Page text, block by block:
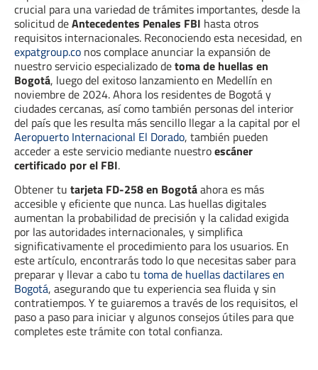
crucial para una variedad de trámites importantes, desde la
solicitud deAntecedentes Penales FBI hasta otros
requisitos internacionales. Reconociendo esta necesidad, en
expatgroup.co nos complace anunciar la expansión de
nuestro servicio especializado detoma de huellas en
Bogotá, luego del exitoso lanzamiento en Medellín en
noviembre de 2024. Ahora los residentes de Bogotá y
ciudades cercanas, así como también personas del interior
del país que les resulta más sencillo llegar a la capital por el
Aeropuerto Internacional El Dorado, también pueden
acceder a este servicio mediante nuestroescáner
certificado por el FBI.
Obtener tu tarjeta FD-258 en Bogotáahora es más
accesible y eficiente que nunca. Las huellas digitales
aumentan la probabilidad de precisión y la calidad exigida
por las autoridades internacionales, y simplifica
significativamente el procedimiento para los usuarios. En
este artículo, encontrarás todo lo que necesitas saber para
preparar y llevar a cabo tu toma de huellas dactilares en
Bogotá, asegurando que tu experiencia sea fluida y sin
contratiempos. Y te guiaremos a través de los requisitos, el
paso a paso para iniciar y algunos consejos útiles para que
completes este trámite con total confianza.